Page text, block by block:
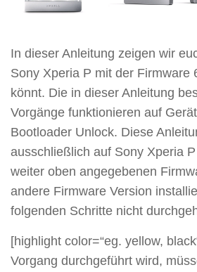
In dieser Anleitung zeigen wir
Sony Xperia P mit der Firmware
könnt. Die in dieser Anleitung
Vorgänge funktionieren auf
Bootloader Unlock. Diese
ausschließlich auf Sony Xperia
weiter oben angegebenen
andere Firmware Version
folgenden Schritte nicht
[highlight color=“eg. yellow,
Vorgang durchgeführt wird,